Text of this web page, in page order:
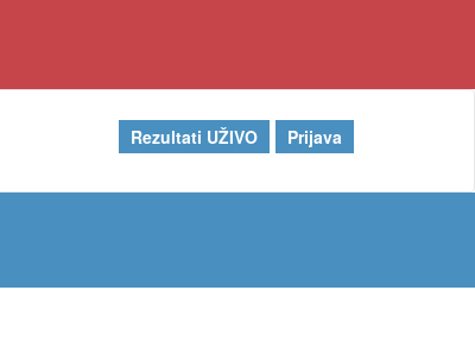
Rezultati UŽIVO Prijava